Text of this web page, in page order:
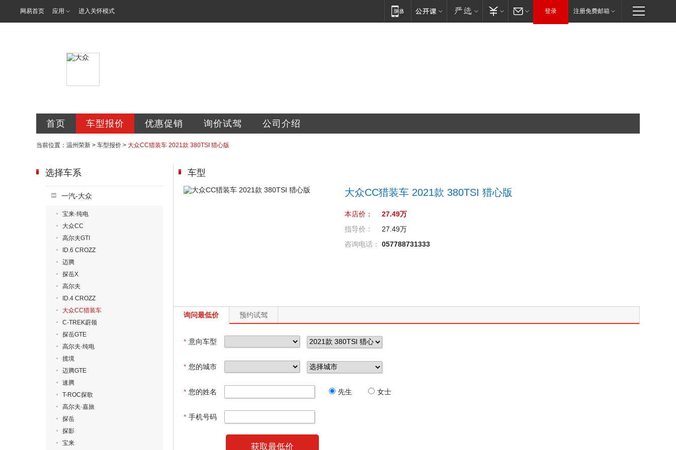
网易首页 应用 进入关怀模式 登录 注册免费邮箱
首页 车型报价 优惠促销 询价试驾 公司介绍
当前位置： 温州荣新 > 车型报价 > 大众CC猎装车 2021款 380TSI 猎心版
选择车系
一汽-大众
宝来·纯电
大众CC
高尔夫GTI
ID.6 CROZZ
迈腾
探岳X
高尔夫
ID.4 CROZZ
大众CC猎装车
C-TREK蔚领
探岳GTE
高尔夫·纯电
揽境
迈腾GTE
速腾
T-ROC探歌
高尔夫·嘉旅
探岳
探影
宝来
车型
大众CC猎装车 2021款 380TSI 猎心版
本店价：
27.49万
指导价：
27.49万
咨询电话：
057788731333
询问最低价 预约试驾
* 意向车型
* 您的城市
* 您的姓名 先生 女士
* 手机号码
获取最低价